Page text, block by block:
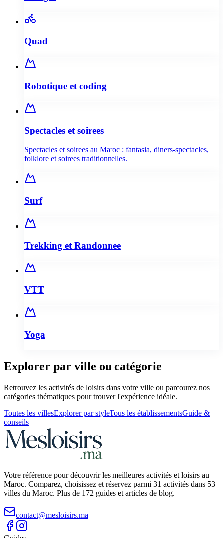
Quad
Robotique et coding
Spectacles et soirees
Spectacles et soirees au Maroc : fantasia, diners-spectacles,
folklore et soirees traditionnelles.
Surf
Trekking et Randonnee
VTT
Yoga
Explorer par ville ou catégorie
Retrouvez les activités de loisirs dans votre ville ou parcourez nos
catégories thématiques pour trouver l'expérience idéale.
Toutes les villesExplorer par styleTous les établissementsGuide &
conseils
Votre référence pour découvrir les meilleures activités et loisirs au
Maroc. Comparez, choisissez et réservez parmi 31 activités dans 53
villes du Maroc. Plus de 172 guides et articles de blog.
contact@mesloisirs.ma